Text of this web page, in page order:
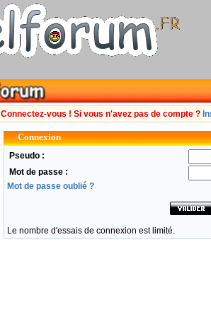
Connectez-vous ! Si vous n'avez pas de compte ?
Connexion
Pseudo :
Mot de passe :
Mot de passe oublié ?
Le nombre d'essais de connexion est limité.